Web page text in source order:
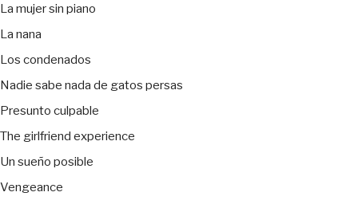
La mujer sin piano
La nana
Los condenados
Nadie sabe nada de gatos persas
Presunto culpable
The girlfriend experience
Un sueño posible
Vengeance